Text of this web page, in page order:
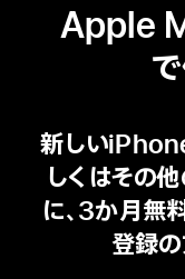
Apple
新しい
しくはその
に、3か月無
登録